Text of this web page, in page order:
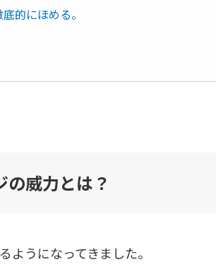
的にほめる。
の威力とは？
うになってきました。